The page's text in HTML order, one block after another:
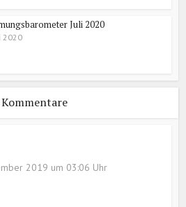
Juli 2020
2020
2019 um 03:06 Uhr